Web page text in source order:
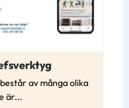
av många olika
är...